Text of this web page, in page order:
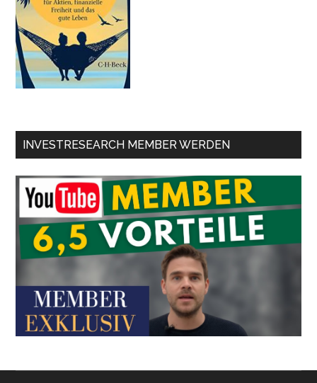
INVESTRESEARCH MEMBER WERDEN